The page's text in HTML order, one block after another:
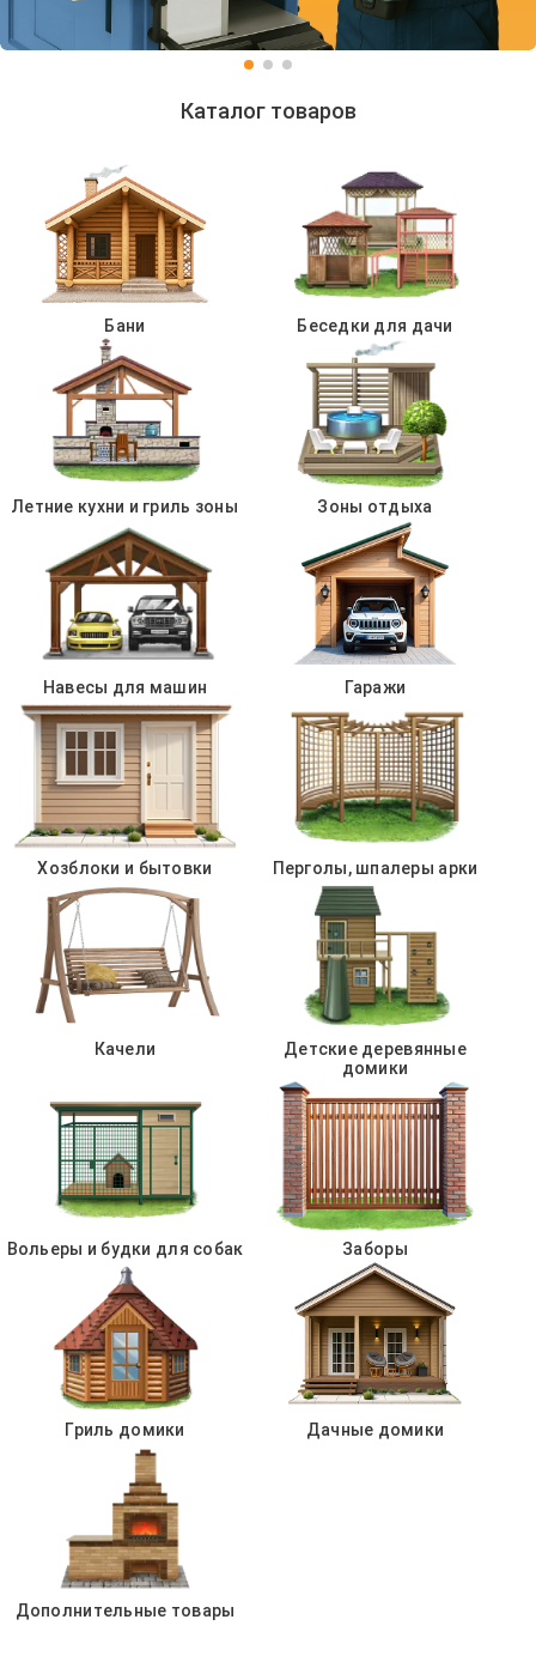
Каталог товаров
Бани Беседки для дачи
Летние кухни и гриль зоны Зоны отдыха
Навесы для машин Гаражи
Хозблоки и бытовки Перголы, шпалеры арки
Качели
Детские деревянные
домики
Вольеры и будки для собак Заборы
Гриль домики Дачные домики
Дополнительные товары